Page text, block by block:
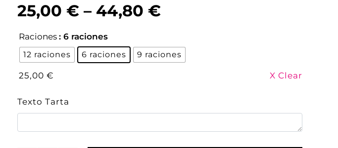
25,00 €– 44,80 €
Raciones : 6 raciones
12 raciones 6 raciones 9 raciones
X Clear
25,00 €
Texto Tarta